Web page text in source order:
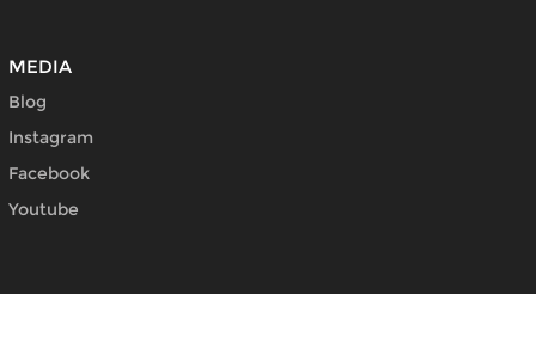
MEDIA
Blog
Instagram
Facebook
Youtube